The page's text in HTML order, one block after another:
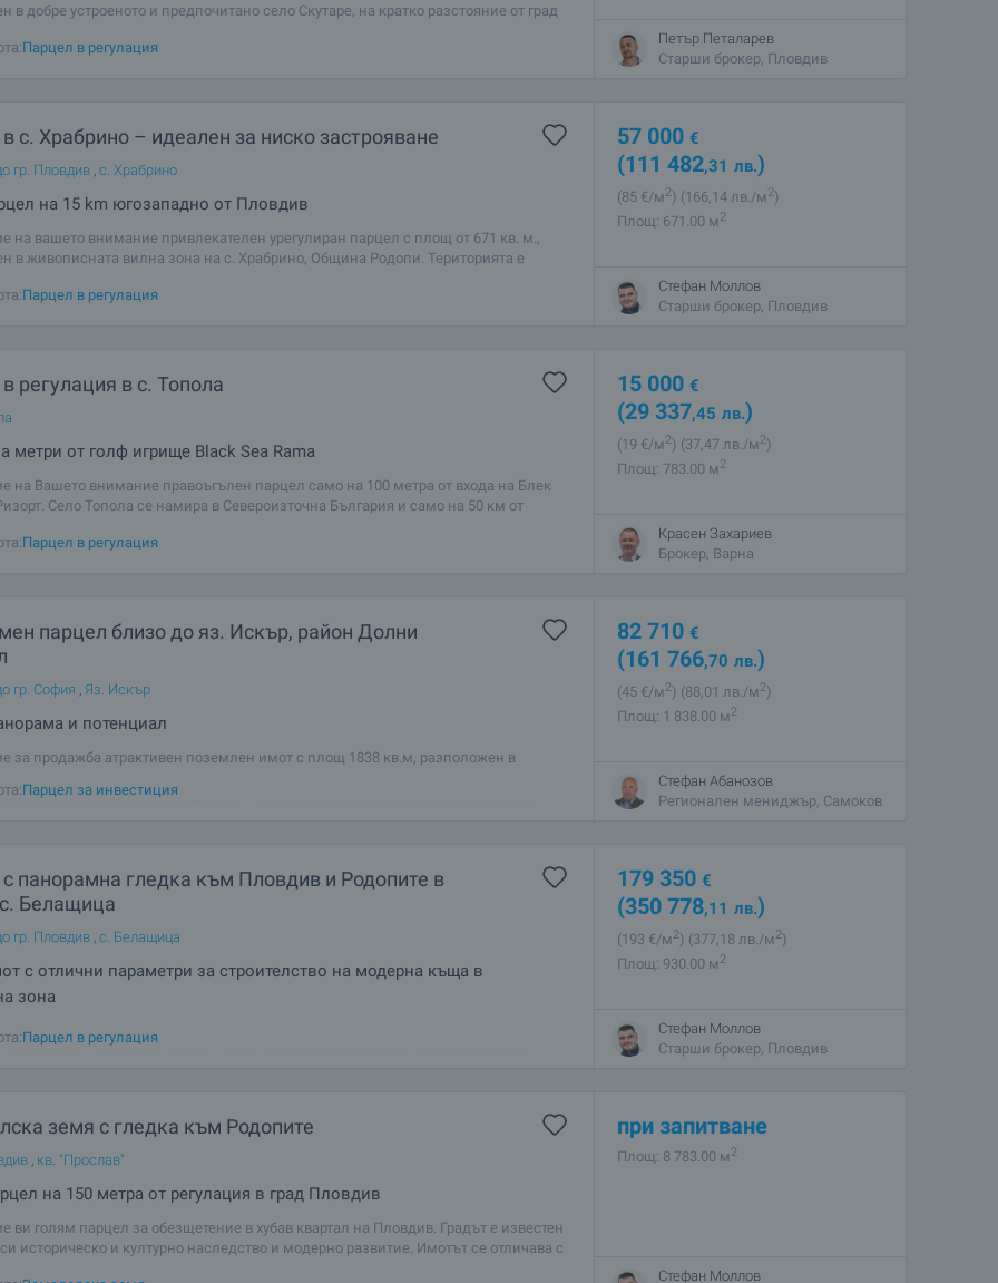
в добре устроеното и предпочитано село Скутаре, на кратко разстояние от град
възможност
Парцел в регулация
Петър Петаларев
Старши брокер, Пловдив
с. Храбрино – идеален за ниско застрояване
гр. Пловдив , с. Храбрино
на 15 km югозападно от Пловдив
на вашето внимание привлекателен урегулиран парцел с площ от 671 кв. м.,
в живописната вилна зона на с. Храбрино, Община Родопи. Територията е
за разработване на
Парцел в регулация
57 000 €
(111 482,31 лв.)
(85 €/м2) (166,14 лв./м2)
Площ: 671.00 м2
Стефан Моллов
Старши брокер, Пловдив
регулация в с. Топола
метри от голф игрище Black Sea Rama
на Вашето внимание правоъгълен парцел само на 100 метра от входа на Блек
Село Топола се намира в Североизточна България и само на 50 км от
7 км
Парцел в регулация
15 000 €
(29 337,45 лв.)
(19 €/м2) (37,47 лв./м2)
Площ: 783.00 м2
Красен Захариев
Брокер, Варна
парцел близо до яз. Искър, район Долни
гр. София , Яз. Искър
и потенциал
за продажба атрактивен поземлен имот с площ 1838 кв.м, разположен в
вилна зона Циментово кладенче – тиха и зелена местност с горски масиви,
Парцел за инвестиция
82 710 €
(161 766,70 лв.)
(45 €/м2) (88,01 лв./м2)
Площ: 1 838.00 м2
Стефан Абанозов
Регионален мениджър, Самоков
панорамна гледка към Пловдив и Родопите в
Белащица
гр. Пловдив , с. Белащица
с отлични параметри за строителство на модерна къща в
зона
за продажба равен парцел разположен в един от най-желаните и развиващи се
Белащица – местност „Черен Петър“, известна с луксозни нови къщи, чист
Парцел в регулация
179 350 €
(350 778,11 лв.)
(193 €/м2) (377,18 лв./м2)
Площ: 930.00 м2
Стефан Моллов
Старши брокер, Пловдив
земя с гледка към Родопите
, кв. "Прослав"
на 150 метра от регулация в град Пловдив
ви голям парцел за обезщетение в хубав квартал на Пловдив. Градът е известен
си историческо и културно наследство и модерно развитие. Имотът се отличава с
при запитване
Площ: 8 783.00 м2
Стефан Моллов